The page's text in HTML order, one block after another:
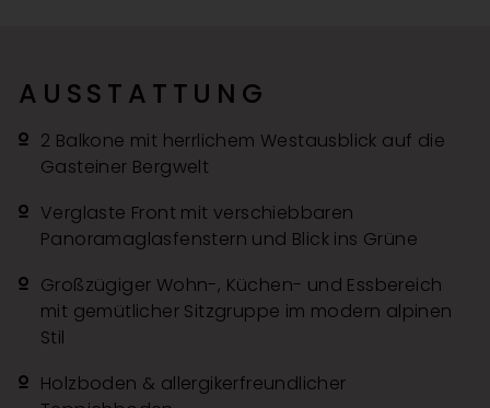
AUSSTATTUNG
2 Balkone mit herrlichem Westausblick auf die
Gasteiner Bergwelt
Verglaste Front mit verschiebbaren
Panoramaglasfenstern und Blick ins Grüne
Großzügiger Wohn-, Küchen- und Essbereich
mit gemütlicher Sitzgruppe im modern alpinen
Stil
Holzboden & allergikerfreundlicher